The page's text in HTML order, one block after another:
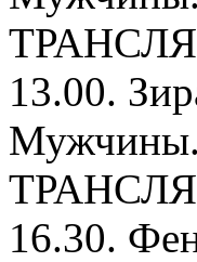
13.00.
16.30.